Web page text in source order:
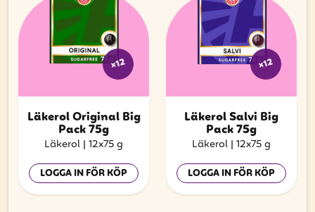
x12
Läkerol Original Big
Pack 75g
Läkerol | 12x75 g
LOGGA IN FÖR KÖP
x12
Läkerol Salvi Big
Pack 75g
Läkerol | 12x75 g
LOGGA IN FÖR KÖP